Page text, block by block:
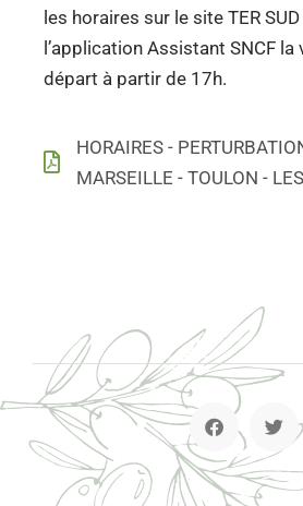
les horaires sur le site TER
l’application Assistant SNCF la
départ à partir de 17h.
HORAIRES -
MARSEILLE - TOULON -